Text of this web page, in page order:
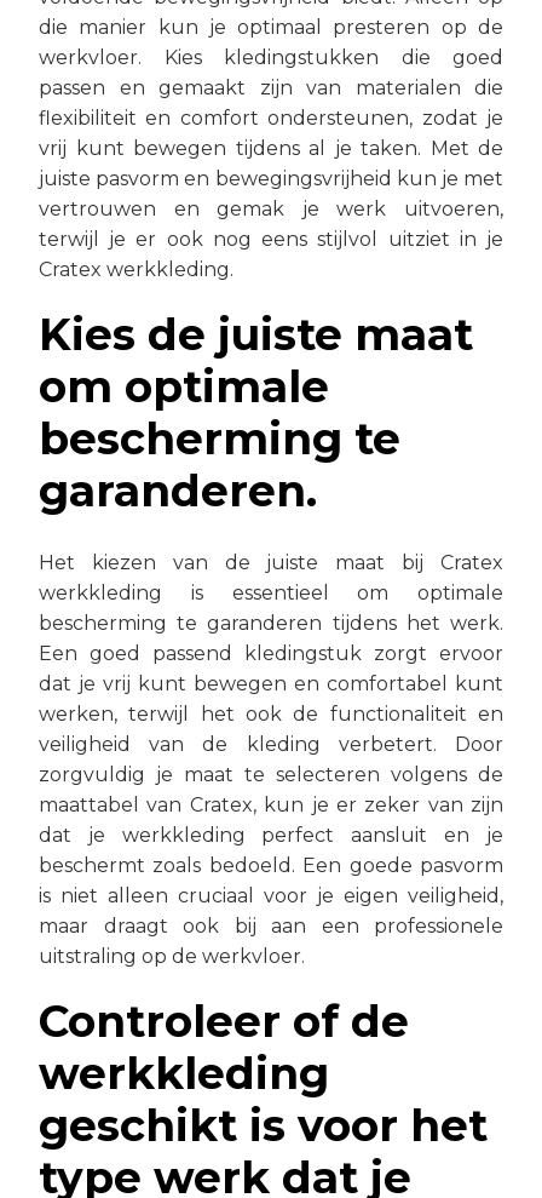
die manier kun je optimaal presteren op de
werkvloer. Kies kledingstukken die goed
passen en gemaakt zijn van materialen die
flexibiliteit en comfort ondersteunen, zodat je
vrij kunt bewegen tijdens al je taken. Met de
juiste pasvorm en bewegingsvrijheid kun je met
vertrouwen en gemak je werk uitvoeren,
terwijl je er ook nog eens stijlvol uitziet in je
Cratex werkkleding.
Kies de juiste maat
om optimale
bescherming te
garanderen.
Het kiezen van de juiste maat bij Cratex
werkkleding is essentieel om optimale
bescherming te garanderen tijdens het werk.
Een goed passend kledingstuk zorgt ervoor
dat je vrij kunt bewegen en comfortabel kunt
werken, terwijl het ook de functionaliteit en
veiligheid van de kleding verbetert. Door
zorgvuldig je maat te selecteren volgens de
maattabel van Cratex, kun je er zeker van zijn
dat je werkkleding perfect aansluit en je
beschermt zoals bedoeld. Een goede pasvorm
is niet alleen cruciaal voor je eigen veiligheid,
maar draagt ook bij aan een professionele
uitstraling op de werkvloer.
Controleer of de
werkkleding
geschikt is voor het
type werk dat je